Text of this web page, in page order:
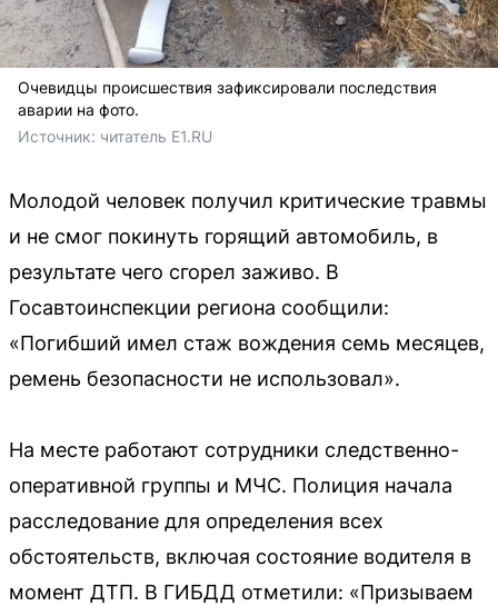
Очевидцы происшествия зафиксировали последствия
аварии на фото.
Источник: читатель E1.RU
Молодой человек получил критические травмы
и не смог покинуть горящий автомобиль, в
результате чего сгорел заживо. В
Госавтоинспекции региона сообщили:
«Погибший имел стаж вождения семь месяцев,
ремень безопасности не использовал».
На месте работают сотрудники следственно-
оперативной группы и МЧС. Полиция начала
расследование для определения всех
обстоятельств, включая состояние водителя в
момент ДТП. В ГИБДД отметили: «Призываем